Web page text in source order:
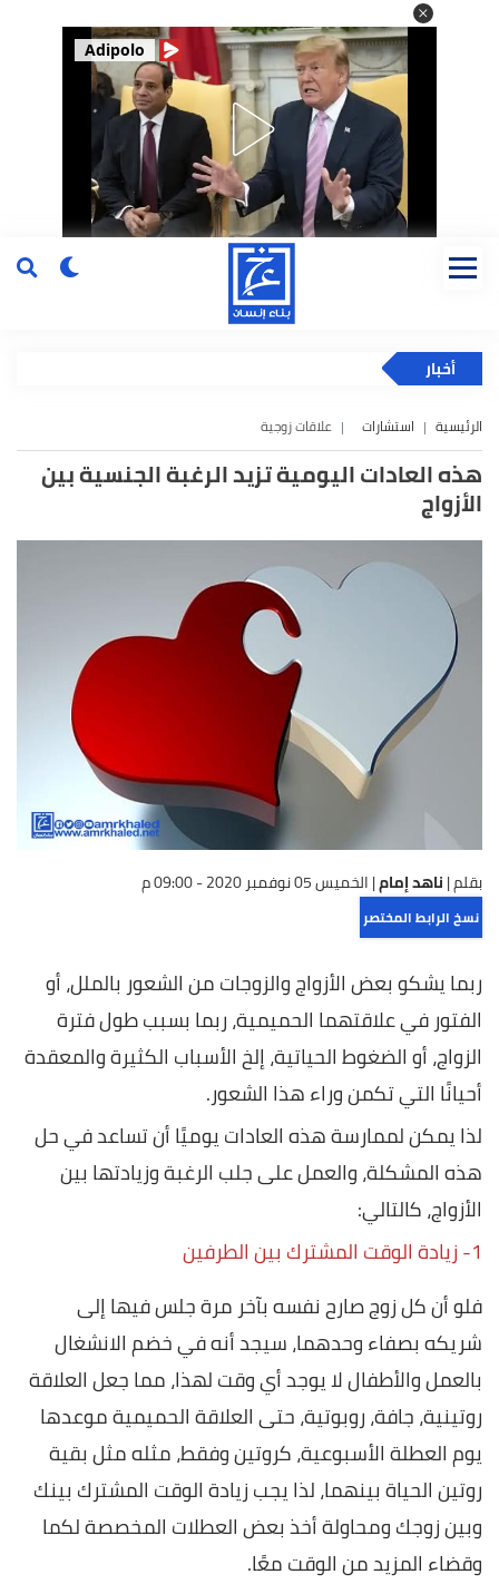
Adipolo
أخبار
الرئيسية استشارات علاقات زوجية
هذه العادات اليومية تزيد الرغبة الجنسية بين
الأزواج
بقلم |ناهد إمام|الخميس 05 نوفمبر 2020 - 09:00 م
نسخ الرابط المختصر
ربما يشكو بعض الأزواج والزوجات من الشعور بالملل، أو
الفتور في علاقتهما الحميمية، ربما بسبب طول فترة
الزواج، أو الضغوط الحياتية، إلخ الأسباب الكثيرة والمعقدة
أحيانًا التي تكمن وراء هذا الشعور.
لذا يمكن لممارسة هذه العادات يوميًا أن تساعد في حل
هذه المشكلة، والعمل على جلب الرغبة وزيادتها بين
الأزواج، كالتالي:
1- زيادة الوقت المشترك بين الطرفين
فلو أن كل زوج صارح نفسه بآخر مرة جلس فيها إلى
شريكه بصفاء وحدهما، سيجد أنه في خضم الانشغال
بالعمل والأطفال لا يوجد أي وقت لهذا، مما جعل العلاقة
روتينية، جافة، روبوتية، حتى العلاقة الحميمية موعدها
يوم العطلة الأسبوعية، كروتين وفقط، مثله مثل بقية
روتين الحياة بينهما، لذا يجب زيادة الوقت المشترك بينك
وبين زوجك ومحاولة أخذ بعض العطلات المخصصة لكما
وقضاء المزيد من الوقت معًا.